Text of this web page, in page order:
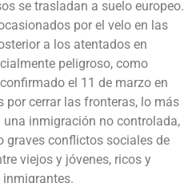
se trasladan a suelo europeo.
por el velo en las
a los atentados en
peligroso, como
el 11 de marzo en
por cerrar las fronteras, lo más
inmigración no controlada,
graves conflictos sociales de
viejos y jóvenes, ricos y
inmigrantes.